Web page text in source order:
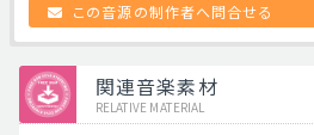
この音源の制作者へ問合せる
関連音楽素材
RELATIVE MATERIAL